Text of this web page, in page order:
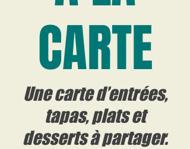
CARTE
Une carte d’entrées,
tapas, plats et
desserts à partager.